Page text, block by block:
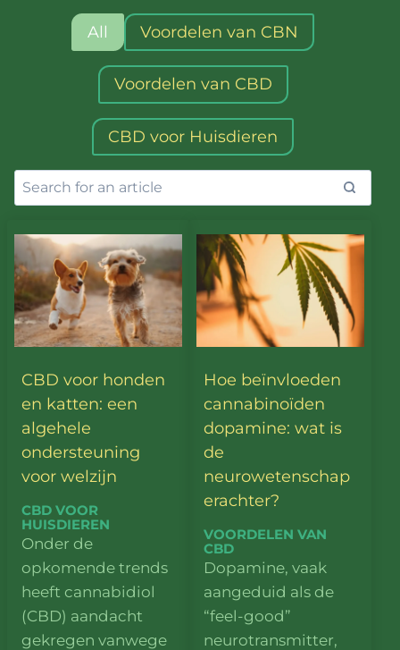
All Voordelen van CBN
Voordelen van CBD
CBD voor Huisdieren
CBD voor honden
en katten: een
algehele
ondersteuning
voor welzijn
CBD VOOR
HUISDIEREN
Onder de
opkomende trends
heeft cannabidiol
(CBD) aandacht
gekregen vanwege
Hoe beïnvloeden
cannabinoïden
dopamine: wat is
de
neurowetenschap
erachter?
VOORDELEN VAN
CBD
Dopamine, vaak
aangeduid als de
“feel-good”
neurotransmitter,